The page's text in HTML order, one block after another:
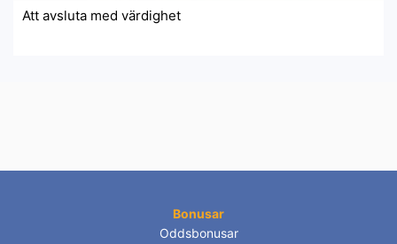
Att avsluta med värdighet
Bonusar
Oddsbonusar